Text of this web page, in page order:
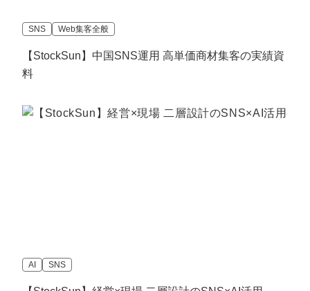
SNS Web集客全般
【StockSun】中国SNS運用 高単価商材集客の実績資
料
AI SNS